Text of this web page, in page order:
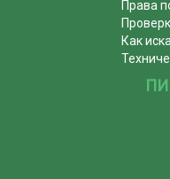
Права
Как